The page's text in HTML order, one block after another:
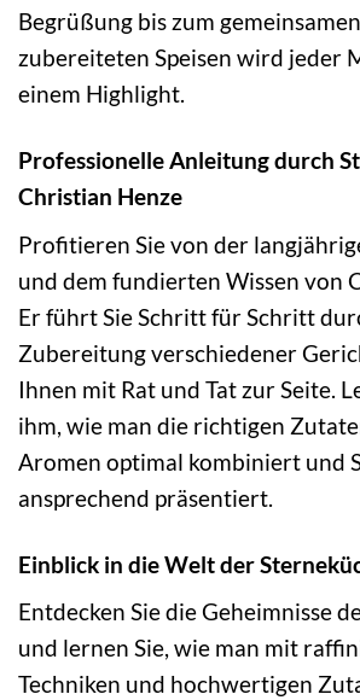
Begrüßung bis zum
zubereiteten Speisen wird jeder
einem Highlight.
Professionelle Anleitung durch
Christian Henze
Profitieren Sie von der
und dem fundierten Wissen von
Er führt Sie Schritt für Schritt
Zubereitung verschiedener
Ihnen mit Rat und Tat zur Seite.
ihm, wie man die richtigen
Aromen optimal kombiniert und
ansprechend präsentiert.
Einblick in die Welt der
Entdecken Sie die Geheimnisse
und lernen Sie, wie man mit
Techniken und hochwertigen